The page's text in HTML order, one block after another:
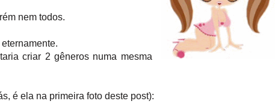
nem todos.
criar 2 gêneros numa mesma
é ela na primeira foto deste post):